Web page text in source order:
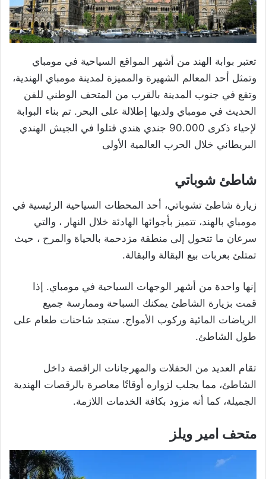
تعتبر بوابة الهند من أشهر المواقع السياحية في مومباي
وتمثل أحد المعالم الشهيرة والمميزة لمدينة مومباي الهندية،
وتقع في جنوب المدينة بالقرب من المتحف الوطني للفن
الحديث في مومباي ولديها إطلالة على البحر. تم بناء البوابة
لإحياء ذكرى 90.000 جندي هندي قتلوا في الجيش الهندي
البريطاني خلال الحرب العالمية الأولى
شاطئ شوباتي
زيارة شاطئ تشوباتي، أحد المحطات السياحية الرئيسية في
مومباي بالهند، تتميز بأجوائها الهادئة خلال النهار ، والتي
سرعان ما تتحول إلى منطقة مزدحمة بالحياة والمرح ، حيث
تمتلئ بعربات بيع البقالة والبقالة.
إنها واحدة من أشهر الوجهات السياحية في مومباي. إذا
قمت بزيارة الشاطئ يمكنك السباحة وممارسة جميع
الرياضات المائية وركوب الأمواج. ستجد شاحنات طعام على
طول الشاطئ.
تقام العديد من الحفلات والمهرجانات الراقصة داخل
الشاطئ، مما يجلب لزواره أوقاتًا معاصرة بالرقصات الهندية
الجميلة، كما أنه مزود بكافة الخدمات اللازمة.
متحف امير ويلز